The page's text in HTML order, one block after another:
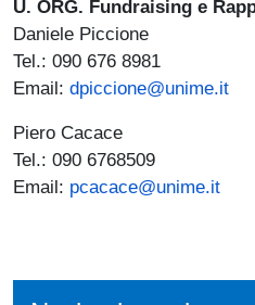
U. ORG. Fundraising e
Daniele Piccione
Tel.: 090 676 8981
Email: dpiccione@unime.it
Piero Cacace
Tel.: 090 6768509
Email: pcacace@unime.it